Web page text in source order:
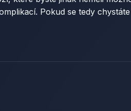
Pokud se tedy